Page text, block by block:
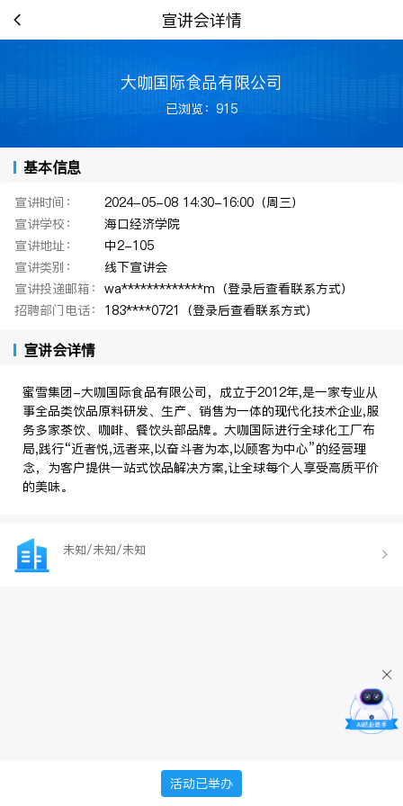
宣讲会详情
大咖国际食品有限公司
已浏览：915
基本信息
宣讲时间：
2024-05-08 14:30-16:00（周三）
宣讲学校：
海口经济学院
宣讲地址：
中2-105
宣讲类别：
线下宣讲会
宣讲投递邮箱： wa*************m（登录后查看联系方式）
招聘部门电话： 183****0721（登录后查看联系方式）
宣讲会详情
蜜雪集团-大咖国际食品有限公司，成立于2012年,是一家专业从
事全品类饮品原料研发、生产、销售为一体的现代化技术企业,服
务多家茶饮、咖啡、餐饮头部品牌。大咖国际进行全球化工厂布
局,践行“近者悦,远者来,以奋斗者为本,以顾客为中心”的经营理
念，为客户提供一站式饮品解决方案,让全球每个人享受高质平价
的美味。
未知/未知/未知
活动已举办